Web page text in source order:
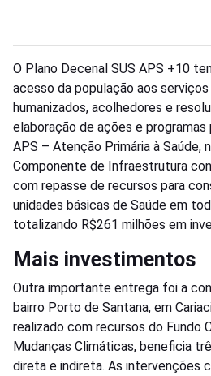
O Plano Decenal SUS APS +10
acesso da população aos serviços
humanizados, acolhedores e
elaboração de ações e programas
APS – Atenção Primária à Saúde,
Componente de Infraestrutura
com repasse de recursos para
unidades básicas de Saúde em
totalizando R$261 milhões em
Mais investimentos
Outra importante entrega foi a
bairro Porto de Santana, em
realizado com recursos do Fundo
Mudanças Climáticas, beneficia
direta e indireta. As intervenções